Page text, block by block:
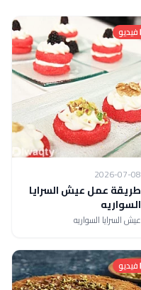
فيديو
2026-07-08
طريقة عمل عيش السرايا
السواريه
عيش السرايا السواريه
فيديو